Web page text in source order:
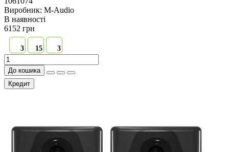
Виробник: M-Audio
В наявностi
6152 грн
3 15 3
До кошика
Кредит